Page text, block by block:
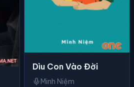
Dìu Con Vào Đời
Minh Niệm